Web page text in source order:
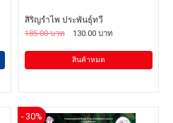
สิริญรำไพ ประพันธุ์ทวี
185.00 บาท
130.00 บาท
สินค้าหมด
- 30%